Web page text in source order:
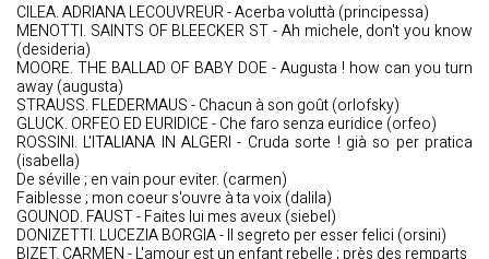
CILEA. ADRIANA LECOUVREUR - Acerba voluttà (principessa)
MENOTTI. SAINTS OF BLEECKER ST - Ah michele, don't you know
(desideria)
MOORE. THE BALLAD OF BABY DOE - Augusta ! how can you turn
away (augusta)
STRAUSS. FLEDERMAUS - Chacun à son goût (orlofsky)
GLUCK. ORFEO ED EURIDICE - Che faro senza euridice (orfeo)
ROSSINI. L'ITALIANA IN ALGERI - Cruda sorte ! già so per pratica
(isabella)
De séville ; en vain pour eviter. (carmen)
Faiblesse ; mon coeur s'ouvre à ta voix (dalila)
GOUNOD. FAUST - Faites lui mes aveux (siebel)
DONIZETTI. LUCEZIA BORGIA - Il segreto per esser felici (orsini)
BIZET. CARMEN - L'amour est un enfant rebelle ; près des remparts